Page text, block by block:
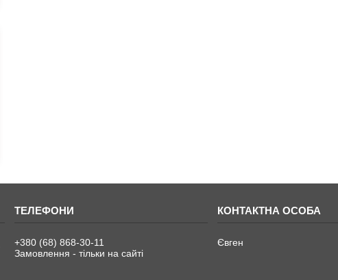
+380 (68) 868-30-11
Замовлення - тільки на сайті
Євген